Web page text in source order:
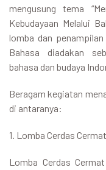
mengusung tema
Kebudayaan Melalui
lomba dan
Bahasa diadakan
bahasa dan budaya
Beragam kegiatan
di antaranya:
1. Lomba Cerdas Cermat
Lomba Cerdas